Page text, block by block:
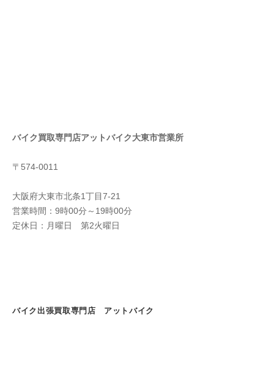
バイク買取専門店アットバイク大東市営業所
〒574-0011
大阪府大東市北条1丁目7-21
営業時間：9時00分～19時00分
定休日：月曜日 第2火曜日
バイク出張買取専門店 アットバイク